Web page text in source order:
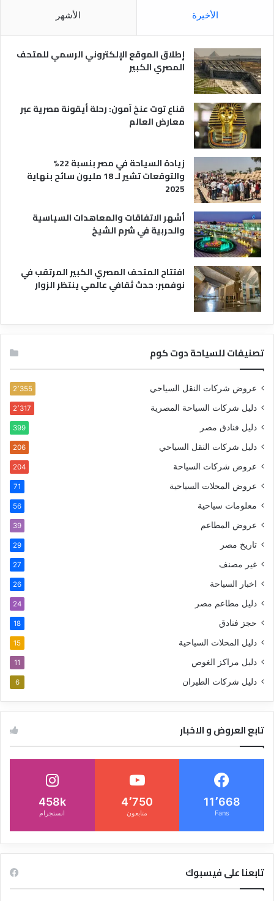
ر
ة
و
الأخيرة الأشهر
إطلاق الموقع الإلكتروني الرسمي للمتحف
المصري الكبير
قناع توت عنخ آمون: رحلة أيقونة مصرية عبر
معارض العالم
زيادة السياحة في مصر بنسبة 22%
والتوقعات تشير لـ 18 مليون سائح بنهاية
2025
أشهر الاتفاقات والمعاهدات السياسية
والحربية في شرم الشيخ
افتتاح المتحف المصري الكبير المرتقب في
نوفمبر: حدث ثقافي عالمي ينتظر الزوار
تصنيفات للسياحة دوت كوم
عروض شركات النقل السياحي 2٬355
دليل شركات السياحة المصرية 2٬317
دليل فنادق مصر 399
دليل شركات النقل السياحي 206
عروض شركات السياحة 204
عروض المحلات السياحية 71
معلومات سياحية 56
عروض المطاعم 39
تاريخ مصر 29
غير مصنف 27
اخبار السياحة 26
دليل مطاعم مصر 24
حجز فنادق 18
دليل المحلات السياحية 15
دليل مراكز الغوص 11
دليل شركات الطيران 6
تابع العروض و الاخبار
11٬668
Fans
4٬750
متابعون
458k
انستجرام
تابعنا على فيسبوك